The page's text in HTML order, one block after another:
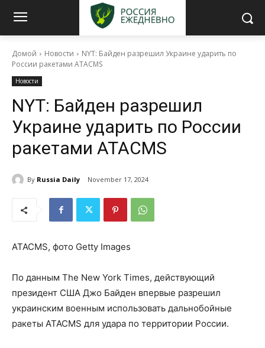
Домой Новости
NYT: Байден разрешил Украине ударить по
России ракетами ATACMS
Новости
NYT: Байден разрешил
Украине ударить по России
ракетами ATACMS
By Russia Daily November 17, 2024
ATACMS, фото Getty Images
По данным The New York Times, действующий
президент США Джо Байден впервые разрешил
украинским военным использовать дальнобойные
ракеты ATACMS для удара по территории России.